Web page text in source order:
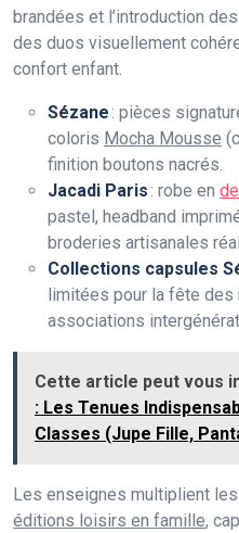
brandées et l’introduction
des duos visuellement
confort enfant.
Sézane: pièces
coloris Mocha Mousse
finition boutons nacrés.
Jacadi Paris: robe en
pastel, headband
broderies artisanales
Collections capsules
limitées pour la fête
associations
Cette article peut vous
: Les Tenues
Classes (Jupe Fille,
Les enseignes multiplient
éditions loisirs en famille,